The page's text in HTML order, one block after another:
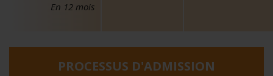
En 12 mois
PROCESSUS D'ADMISSION